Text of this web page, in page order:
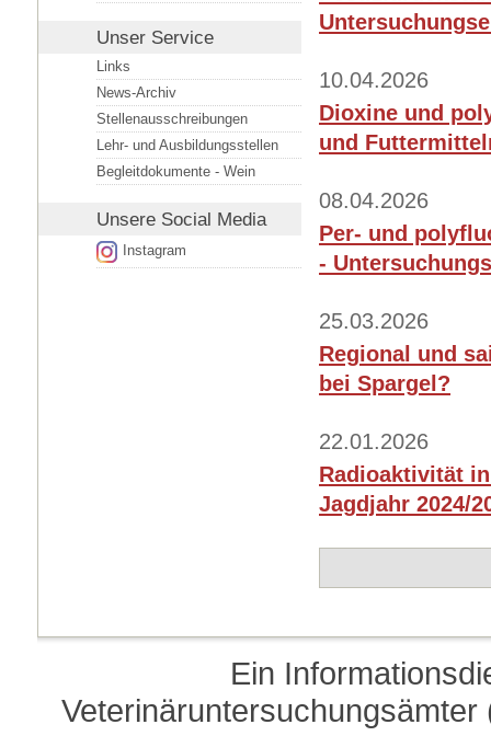
Unser Service
Links
News-Archiv
Stellenausschreibungen
Lehr- und Ausbildungsstellen
Begleitdokumente - Wein
Unsere Social Media
Instagram
10.04.2026
Dioxine und
und
08.04.2026
Per- und
-
25.03.2026
Regional und
bei Spargel?
22.01.2026
Radioaktivität
Jagdjahr 2024/
Ein